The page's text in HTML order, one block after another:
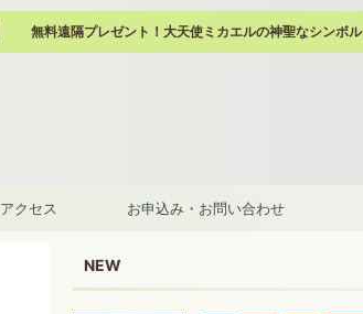
無料遠隔プレゼント！大天使ミカエルの神聖なシンボル
アクセス お申込み・お問い合わせ
NEW